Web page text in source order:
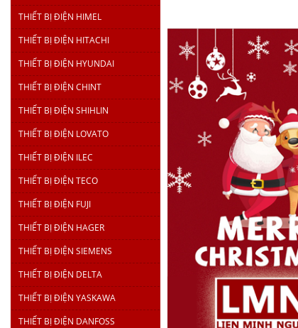
THIẾT BỊ ĐIỆN HIMEL
THIẾT BỊ ĐIỆN HITACHI
THIẾT BỊ ĐIỆN HYUNDAI
THIẾT BỊ ĐIỆN CHINT
THIẾT BỊ ĐIỆN SHIHLIN
THIẾT BỊ ĐIỆN LOVATO
THIẾT BỊ ĐIỆN ILEC
THIẾT BỊ ĐIỆN TECO
THIẾT BỊ ĐIỆN FUJI
THIẾT BỊ ĐIỆN HAGER
THIẾT BỊ ĐIỆN SIEMENS
THIẾT BỊ ĐIỆN DELTA
THIẾT BỊ ĐIỆN YASKAWA
THIẾT BỊ ĐIỆN DANFOSS